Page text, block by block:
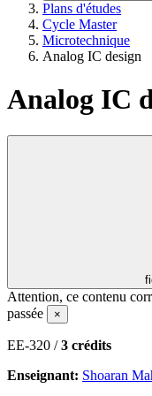
Plans d'études
Cycle Master
Microtechnique
Analog IC design
Analog IC
Attention, ce contenu
passée
×
EE-320 /3 crédits
Enseignant: Shoaran